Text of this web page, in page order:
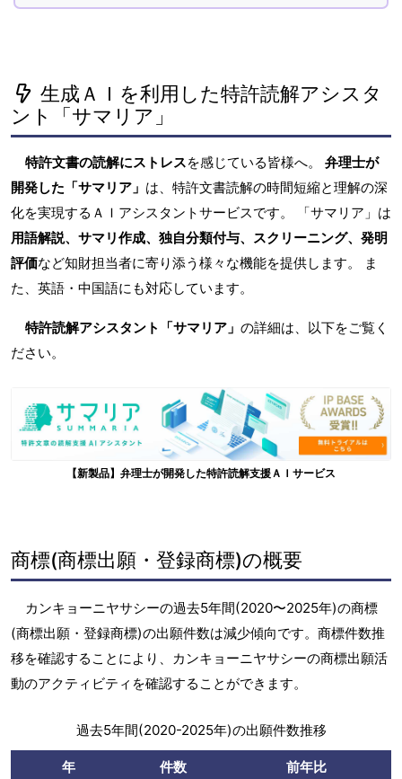
生成ＡＩを利用した特許読解アシスタ
ント「サマリア」
特許文書の読解にストレスを感じている皆様へ。 弁理士が
開発した「サマリア」 は、特許文書読解の時間短縮と理解の深
化を実現するＡＩアシスタントサービスです。 「サマリア」は
用語解説、サマリ作成、独自分類付与、スクリーニング、発明
評価など知財担当者に寄り添う様々な機能を提供します。 ま
た、英語・中国語にも対応しています。
特許読解アシスタント「サマリア」 の詳細は、以下をご覧く
ださい。
【新製品】弁理士が開発した特許読解支援ＡＩサービス
商標(商標出願・登録商標)の概要
カンキョーニヤサシーの過去5年間(2020〜2025年)の商標
(商標出願・登録商標)の出願件数は減少傾向です。商標件数推
移を確認することにより、カンキョーニヤサシーの商標出願活
動のアクティビティを確認することができます。
過去5年間(2020-2025年)の出願件数推移
年 件数
前年比